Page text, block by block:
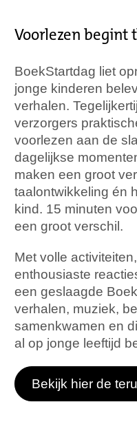
Voorlezen begint
BoekStartdag liet
jonge kinderen
verhalen.
verzorgers
voorlezen aan de
dagelijkse
maken een groot
taalontwikkeling én
kind. 15 minuten
een groot verschil.
Met volle
enthousiaste
een geslaagde
verhalen, muziek,
samenkwamen en
al op jonge leeftijd
Bekijk hier de